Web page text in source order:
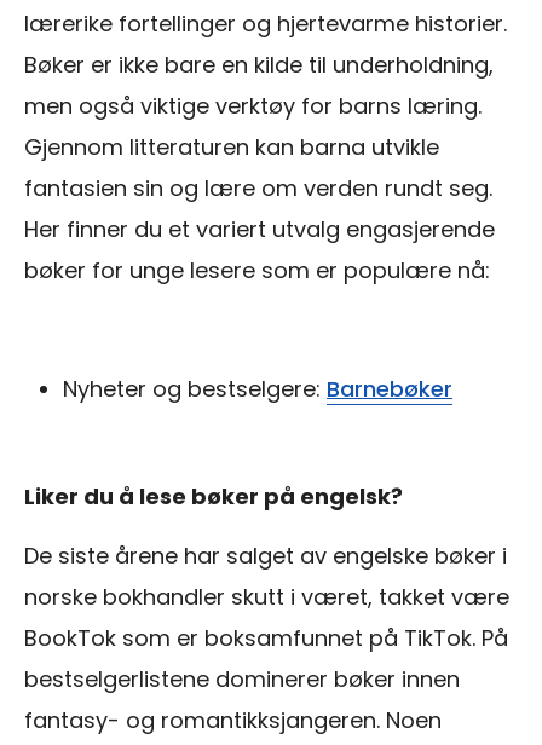
lærerike fortellinger og hjertevarme historier.
Bøker er ikke bare en kilde til underholdning,
men også viktige verktøy for barns læring.
Gjennom litteraturen kan barna utvikle
fantasien sin og lære om verden rundt seg.
Her finner du et variert utvalg engasjerende
bøker for unge lesere som er populære nå:
Nyheter og bestselgere: Barnebøker
Liker du å lese bøker på engelsk?
De siste årene har salget av engelske bøker i
norske bokhandler skutt i været, takket være
BookTok som er boksamfunnet på TikTok. På
bestselgerlistene dominerer bøker innen
fantasy- og romantikksjangeren. Noen